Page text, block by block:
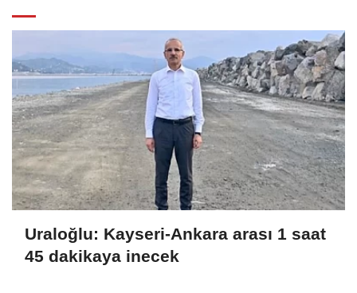
Uraloğlu: Kayseri-Ankara arası 1 saat
45 dakikaya inecek